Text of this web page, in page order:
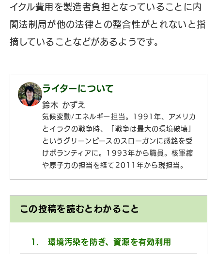
イクル費用を製造者負担となっていることに内
閣法制局が他の法律との整合性がとれないと指
摘していることなどがあるようです。
ライターについて
鈴木 かずえ
気候変動/エネルギー担当。1991年、アメリカ
とイラクの戦争時、「戦争は最大の環境破壊」
というグリーンピースのスローガンに感銘を受
けボランティアに。1993年から職員。核軍縮
や原子力の担当を経て2011年から現担当。
この投稿を読むとわかること
1. 環境汚染を防ぎ、資源を有効利用